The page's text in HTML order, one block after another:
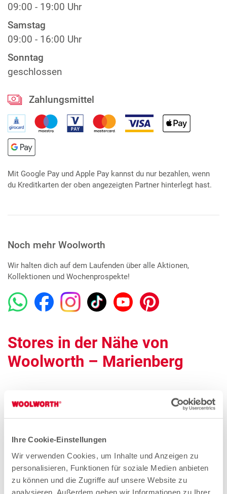
Ihre Cookie-Einstellungen
Wir verwenden Cookies, um Inhalte und Anzeigen zu
personalisieren, Funktionen für soziale Medien anbieten
zu können und die Zugriffe auf unsere Website zu
analysieren. Außerdem geben wir Informationen zu Ihrer
09:00 - 19:00 Uhr
Samstag
09:00 - 16:00 Uhr
Sonntag
geschlossen
Zahlungsmittel
Mit Google Pay und Apple Pay kannst du nur bezahlen, wenn
du Kreditkarten der oben angezeigten Partner hinterlegt hast.
Noch mehr Woolworth
Wir halten dich auf dem Laufenden über alle Aktionen,
Kollektionen und Wochenprospekte!
Stores in der Nähe von
Woolworth – Marienberg
09456 Annaberg-Buchholz
Entfernung
10.89 km